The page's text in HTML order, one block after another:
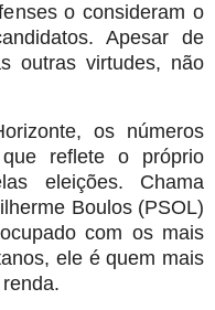
o consideram o
Apesar de
outras virtudes, não
os números
reflete o próprio
eleições. Chama
Boulos (PSOL)
com os mais
ele é quem mais